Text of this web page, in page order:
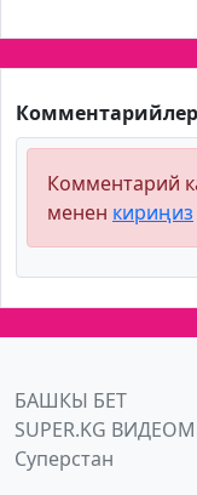
Комментарий
менен кириңиз
БАШКЫ БЕТ
SUPER.KG ВИДЕО
Суперстан